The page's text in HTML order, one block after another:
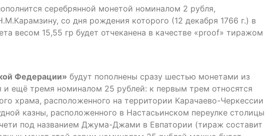
серебрянной монетой номиналом 2 рубля,
со дня рождения которого (12 декабря 1766 г.) в
весом 15,55 гр будет отчеканена в качестве «proof» тиражом
Федерации» будут пополнены сразу шестью монетами из
и ещё тремя номиналом 25 рублей: к первым трем относятся
храма, расположенного на территории Карачаево-Черкессии
казны, расположенного в Настасьинском переулке столицы
под названием Джума-Джами в Евпатории (тираж составит